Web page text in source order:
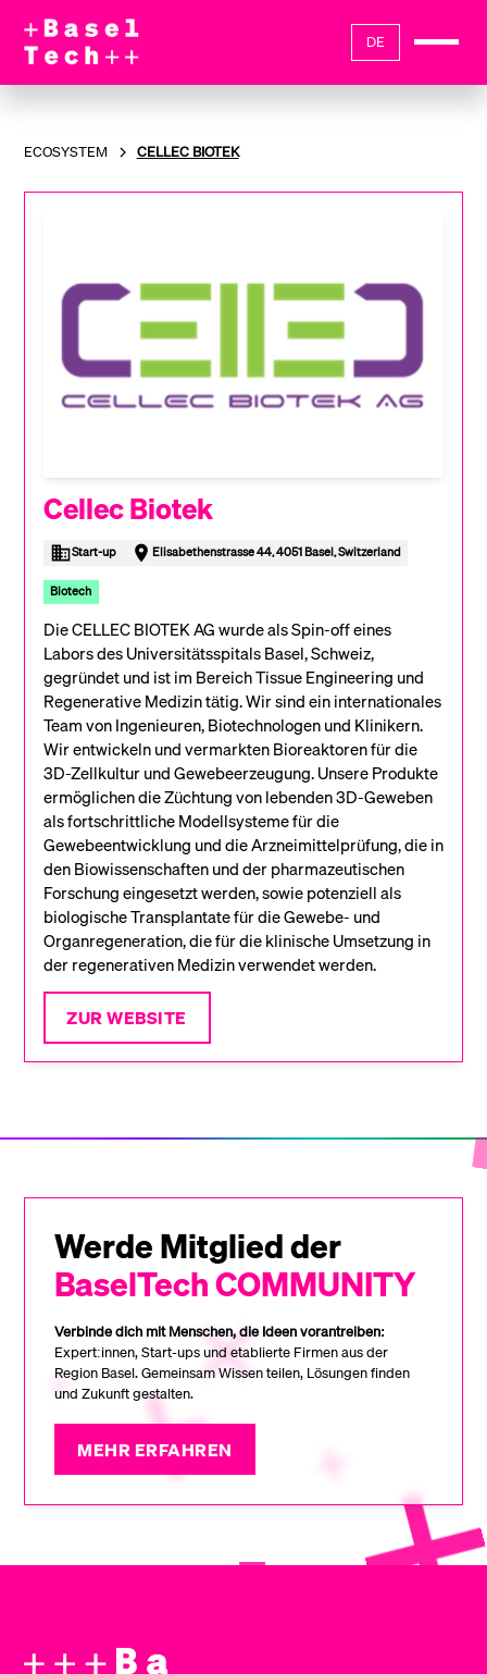
DE
ECOSYSTEM CELLEC BIOTEK
Cellec Biotek
Start-up Elisabethenstrasse 44, 4051 Basel, Switzerland
Biotech
Die CELLEC BIOTEK AG wurde als Spin-off eines
Labors des Universitätsspitals Basel, Schweiz,
gegründet und ist im Bereich Tissue Engineering und
Regenerative Medizin tätig. Wir sind ein internationales
Team von Ingenieuren, Biotechnologen und Klinikern.
Wir entwickeln und vermarkten Bioreaktoren für die
3D-Zellkultur und Gewebeerzeugung. Unsere Produkte
ermöglichen die Züchtung von lebenden 3D-Geweben
als fortschrittliche Modellsysteme für die
Gewebeentwicklung und die Arzneimittelprüfung, die in
den Biowissenschaften und der pharmazeutischen
Forschung eingesetzt werden, sowie potenziell als
biologische Transplantate für die Gewebe- und
Organregeneration, die für die klinische Umsetzung in
der regenerativen Medizin verwendet werden.
ZUR WEBSITE
Werde Mitglied der
BaselTech COMMUNITY
Verbinde dich mit Menschen, die Ideen vorantreiben:
Expert:innen, Start-ups und etablierte Firmen aus der
Region Basel. Gemeinsam Wissen teilen, Lösungen finden
und Zukunft gestalten.
MEHR ERFAHREN